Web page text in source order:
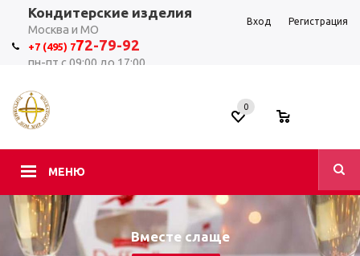
Кондитерские изделия
Москва и МО
+7 (495) 772-79-92
пн-пт с 09:00 до 17:00
Вход Регистрация
МЕНЮ
0
Вместе слаще